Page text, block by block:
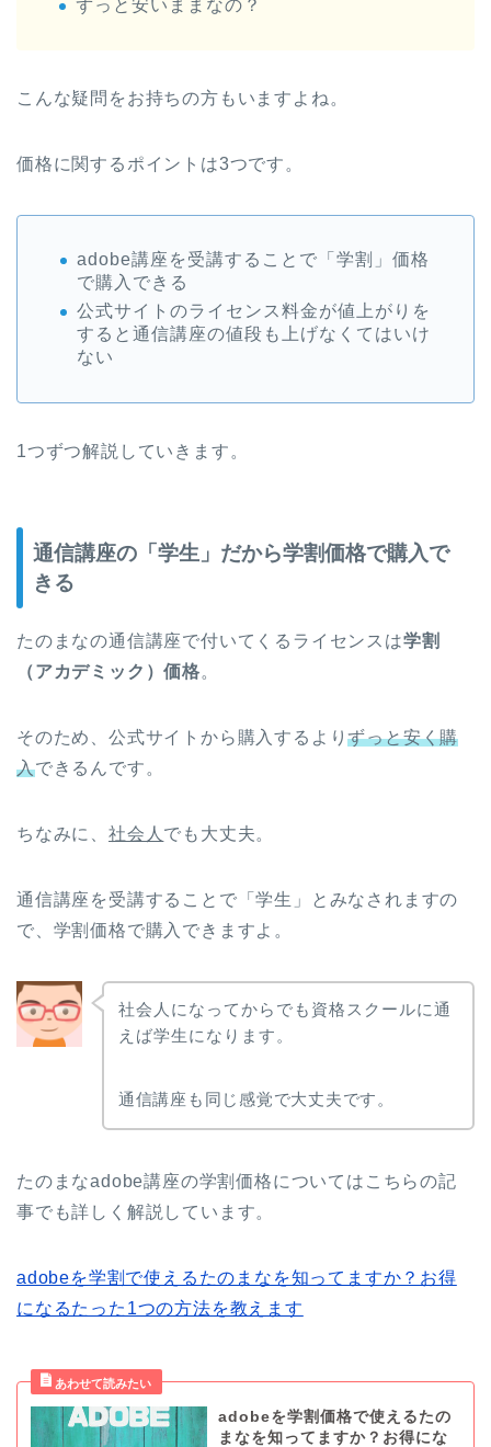
ずっと安いままなの？
こんな疑問をお持ちの方もいますよね。
価格に関するポイントは3つです。
adobe講座を受講することで「学割」価格
で購入できる
公式サイトのライセンス料金が値上がりを
すると通信講座の値段も上げなくてはいけ
ない
1つずつ解説していきます。
通信講座の「学生」だから学割価格で購入で
きる
たのまなの通信講座で付いてくるライセンスは学割
（アカデミック）価格。
そのため、公式サイトから購入するよりずっと安く購
入できるんです。
ちなみに、 社会人 でも大丈夫。
通信講座を受講することで「学生」とみなされますの
で、学割価格で購入できますよ。
社会人になってからでも資格スクールに通
えば学生になります。
通信講座も同じ感覚で大丈夫です。
たのまなadobe講座の学割価格についてはこちらの記
事でも詳しく解説しています。
adobeを学割で使えるたのまなを知ってますか？お得
になるたった1つの方法を教えます
adobeを学割価格で使えるたの
まなを知ってますか？お得にな